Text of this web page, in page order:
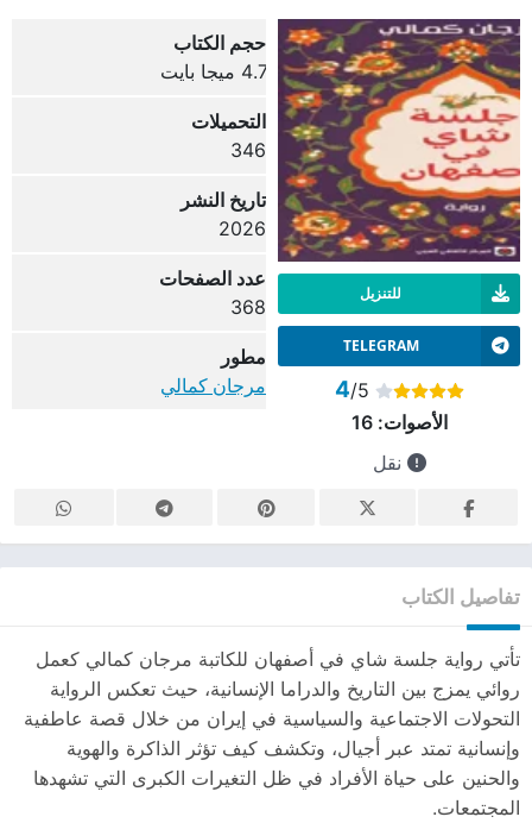
للتنزيل
TELEGRAM
4/5
الأصوات:16
نقل
حجم الكتاب
4.7 ميجا بايت
التحميلات
346
تاريخ النشر
2026
عدد الصفحات
368
مطور
مرجان كمالي
تفاصيل الكتاب
تأتي رواية جلسة شاي في أصفهان للكاتبة مرجان كمالي كعمل
روائي يمزج بين التاريخ والدراما الإنسانية، حيث تعكس الرواية
التحولات الاجتماعية والسياسية في إيران من خلال قصة عاطفية
وإنسانية تمتد عبر أجيال، وتكشف كيف تؤثر الذاكرة والهوية
والحنين على حياة الأفراد في ظل التغيرات الكبرى التي تشهدها
المجتمعات.